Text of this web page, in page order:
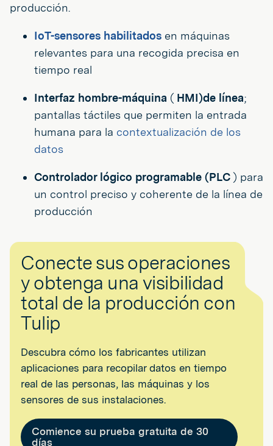
producción.
IoT-sensores habilitados en máquinas
relevantes para una recogida precisa en
tiempo real
Interfaz hombre-máquina ( HMI)de línea;
pantallas táctiles que permiten la entrada
humana para la contextualización de los
datos
Controlador lógico programable (PLC ) para
un control preciso y coherente de la línea de
producción
Conecte sus operaciones
y obtenga una visibilidad
total de la producción con
Tulip
Descubra cómo los fabricantes utilizan
aplicaciones para recopilar datos en tiempo
real de las personas, las máquinas y los
sensores de sus instalaciones.
Comience su prueba gratuita de 30
días